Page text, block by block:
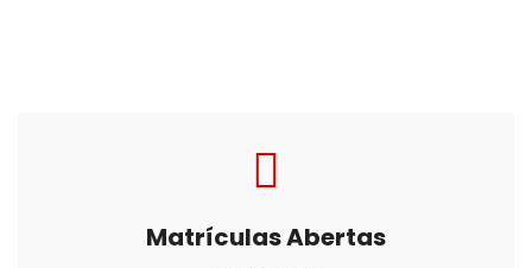
Matrículas Abertas